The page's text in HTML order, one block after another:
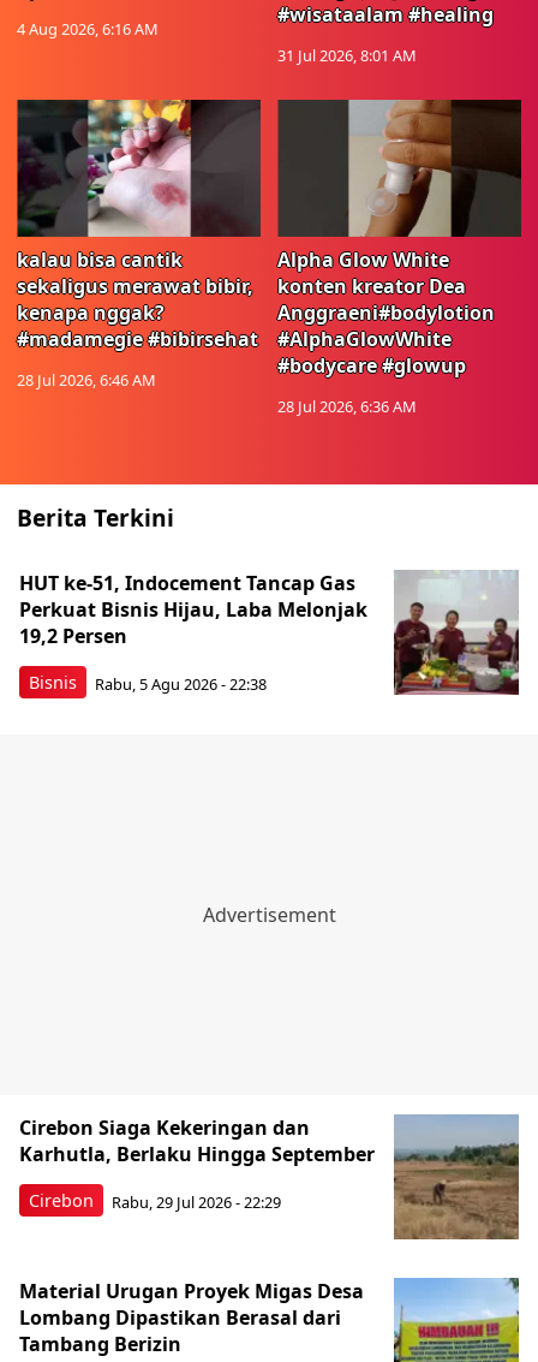
4 Aug 2026, 6:16 AM
#wisataalam #healing
31 Jul 2026, 8:01 AM
kalau bisa cantik
sekaligus merawat bibir,
kenapa nggak?
#madamegie #bibirsehat
28 Jul 2026, 6:46 AM
Alpha Glow White
konten kreator Dea
Anggraeni#bodylotion
#AlphaGlowWhite
#bodycare #glowup
28 Jul 2026, 6:36 AM
Berita Terkini
Bisnis
HUT ke-51, Indocement Tancap Gas
Perkuat Bisnis Hijau, Laba Melonjak
19,2 Persen
Rabu, 5 Agu 2026 - 22:38
Cirebon
Cirebon Siaga Kekeringan dan
Karhutla, Berlaku Hingga September
Rabu, 29 Jul 2026 - 22:29
Material Urugan Proyek Migas Desa
Lombang Dipastikan Berasal dari
Tambang Berizin